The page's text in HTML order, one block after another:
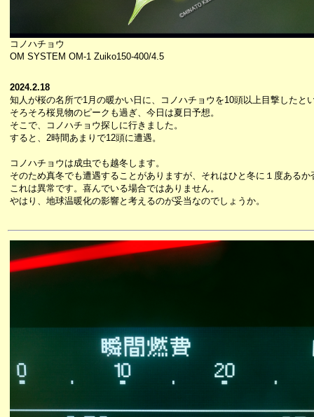
コノハチョウ
OM SYSTEM OM-1 Zuiko150-400/4.5
2024.2.18
知人が桜の名所で1月の暖かい日に、コノハチョウを10頭以上目撃したと
そろそろ桜見物のピークも過ぎ、今日は夏日予想。
そこで、コノハチョウ探しに行きました。
すると、2時間あまりで12頭に遭遇。
コノハチョウは成虫でも越冬します。
そのため真冬でも遭遇することがありますが、それはひと冬に１度あるか
これは異常です。喜んでいる場合ではありません。
やはり、地球温暖化の影響と考えるのが妥当なのでしょうか。